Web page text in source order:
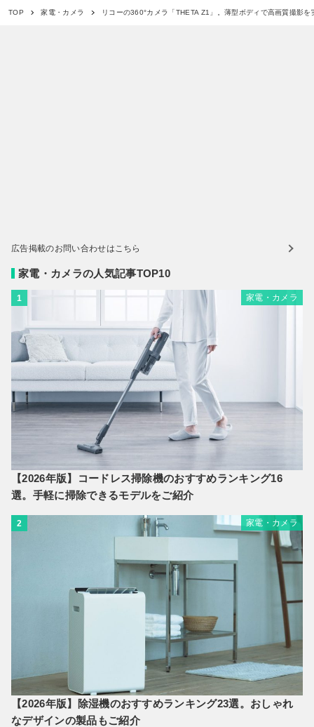
TOP 家電・カメラ リコーの360°カメラ「THETA Z1」。薄型ボディで高画質撮影を
広告掲載のお問い合わせはこちら
家電・カメラの人気記事TOP10
1 家電・カメラ
【2026年版】コードレス掃除機のおすすめランキング16
選。手軽に掃除できるモデルをご紹介
2 家電・カメラ
【2026年版】除湿機のおすすめランキング23選。おしゃれ
なデザインの製品もご紹介